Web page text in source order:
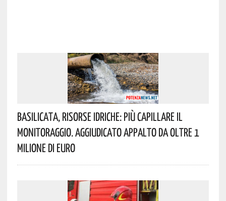
Basilicata, Risorse Idriche: Più Capillare Il
Monitoraggio. Aggiudicato Appalto Da Oltre 1
Milione Di Euro